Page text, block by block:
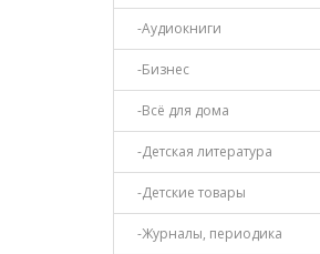
-Аудиокниги
-Бизнес
-Всё для дома
-Детская литература
-Детские товары
-Журналы, периодика